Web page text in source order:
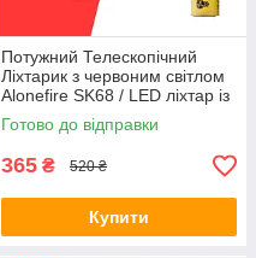
Потужний Телескопічний
Ліхтарик з червоним світлом
Alonefire SK68 / LED ліхтар із
зумом / один режим свічення
+ батарейка
Готово до відправки
365 ₴ 520 ₴
Купити